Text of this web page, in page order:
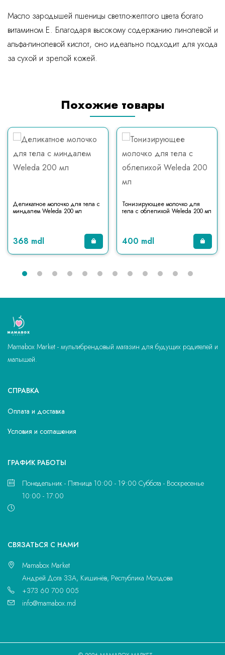
Масло зародышей пшеницы светло-желтого цвета богато
витамином Е. Благодаря высокому содержанию линолевой и
альфа-линолевой кислот, оно идеально подходит для ухода
за сухой и зрелой кожей.
Похожие товары
Деликатное молочко для тела с
миндалем Weleda 200 мл
368 mdl
Тонизирующее молочко для
тела с облепихой Weleda 200 мл
400 mdl
Mamabox Market - мультибрендовый магазин для будущих родителей и
малышей.
СПРАВКА
Оплата и доставка
Условия и соглашения
ГРАФИК РАБОТЫ
Понедельник - Пятница 10:00 - 19:00 Суббота - Воскресенье
10:00 - 17:00
CВЯЗАТЬСЯ С НАМИ
Mamabox Market
Андрей Дога 33A, Кишинёв, Республика Молдова
+373 60 700 005
info@mamabox.md